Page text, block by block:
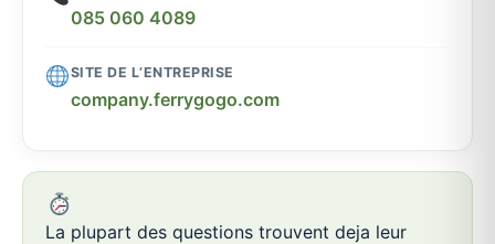
085 060 4089
SITE DE L’ENTREPRISE
company.ferrygogo.com
La plupart des questions trouvent deja leur